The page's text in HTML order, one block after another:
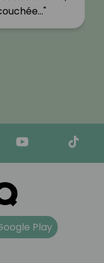
Play